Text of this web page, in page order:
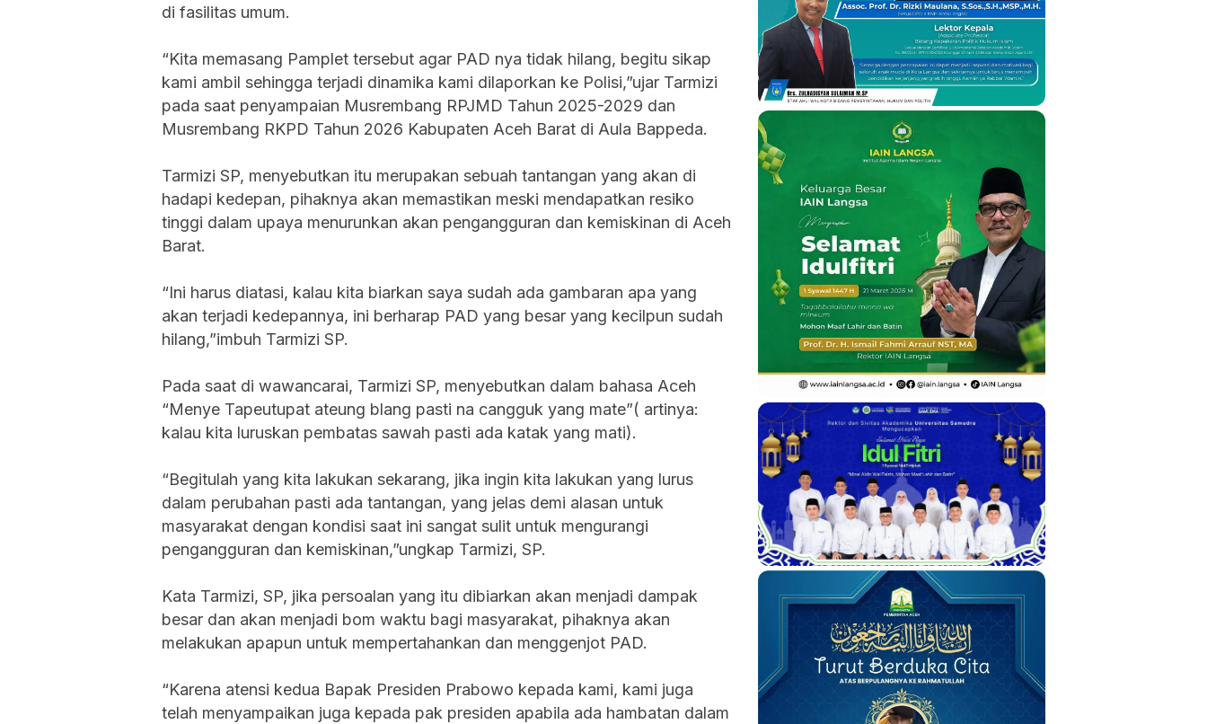
di fasilitas umum.
“Kita memasang Pamplet tersebut agar PAD nya tidak hilang, begitu sikap
kami ambil sehingga terjadi dinamika kami dilaporkan ke Polisi,”ujar Tarmizi
pada saat penyampaian Musrembang RPJMD Tahun 2025-2029 dan
Musrembang RKPD Tahun 2026 Kabupaten Aceh Barat di Aula Bappeda.
Tarmizi SP, menyebutkan itu merupakan sebuah tantangan yang akan di
hadapi kedepan, pihaknya akan memastikan meski mendapatkan resiko
tinggi dalam upaya menurunkan akan pengangguran dan kemiskinan di Aceh
Barat.
“Ini harus diatasi, kalau kita biarkan saya sudah ada gambaran apa yang
akan terjadi kedepannya, ini berharap PAD yang besar yang kecilpun sudah
hilang,”imbuh Tarmizi SP.
Pada saat di wawancarai, Tarmizi SP, menyebutkan dalam bahasa Aceh
“Menye Tapeutupat ateung blang pasti na cangguk yang mate”( artinya:
kalau kita luruskan pembatas sawah pasti ada katak yang mati).
“Begitulah yang kita lakukan sekarang, jika ingin kita lakukan yang lurus
dalam perubahan pasti ada tantangan, yang jelas demi alasan untuk
masyarakat dengan kondisi saat ini sangat sulit untuk mengurangi
pengangguran dan kemiskinan,”ungkap Tarmizi, SP.
Kata Tarmizi, SP, jika persoalan yang itu dibiarkan akan menjadi dampak
besar dan akan menjadi bom waktu bagi masyarakat, pihaknya akan
melakukan apapun untuk mempertahankan dan menggenjot PAD.
“Karena atensi kedua Bapak Presiden Prabowo kepada kami, kami juga
telah menyampaikan juga kepada pak presiden apabila ada hambatan dalam